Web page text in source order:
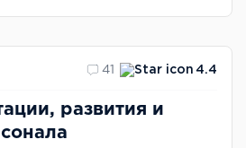
41 4.4
развития и